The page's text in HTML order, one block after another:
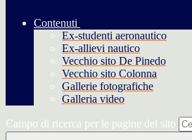
Contenuti
Ex-studenti aeronautico
Ex-allievi nautico
Vecchio sito De Pinedo
Vecchio sito Colonna
Gallerie fotografiche
Galleria video
Campo di ricerca per le pagine del sito